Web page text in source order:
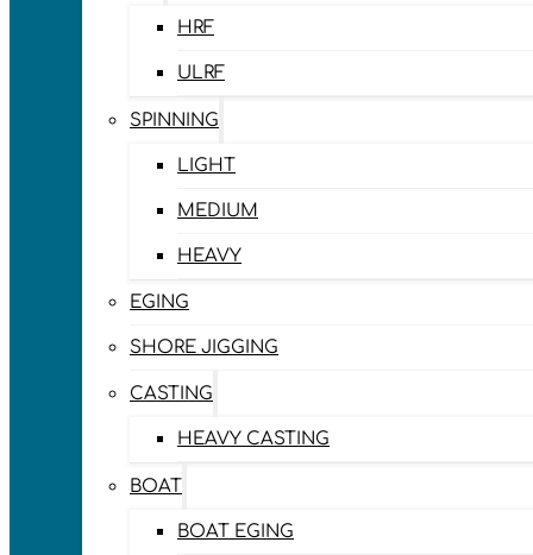
HRF
ULRF
SPINNING
LIGHT
MEDIUM
HEAVY
EGING
SHORE JIGGING
CASTING
HEAVY CASTING
BOAT
BOAT EGING